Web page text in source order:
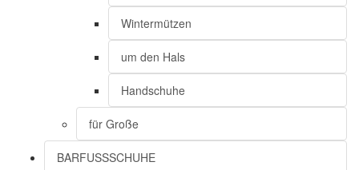
Wintermützen
um den Hals
Handschuhe
für Große
BARFUSSSCHUHE